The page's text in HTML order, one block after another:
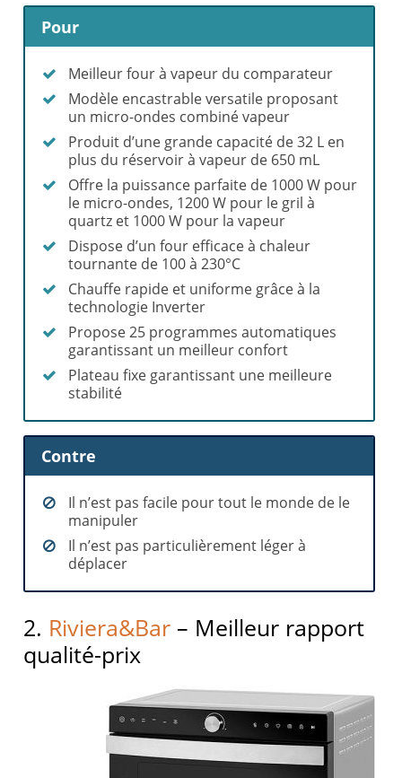
Pour
Meilleur four à vapeur du comparateur
Modèle encastrable versatile proposant
un micro-ondes combiné vapeur
Produit d’une grande capacité de 32 L en
plus du réservoir à vapeur de 650 mL
Offre la puissance parfaite de 1000 W pour
le micro-ondes, 1200 W pour le gril à
quartz et 1000 W pour la vapeur
Dispose d’un four efficace à chaleur
tournante de 100 à 230°C
Chauffe rapide et uniforme grâce à la
technologie Inverter
Propose 25 programmes automatiques
garantissant un meilleur confort
Plateau fixe garantissant une meilleure
stabilité
Contre
Il n’est pas facile pour tout le monde de le
manipuler
Il n’est pas particulièrement léger à
déplacer
2. Riviera&Bar – Meilleur rapport
qualité-prix